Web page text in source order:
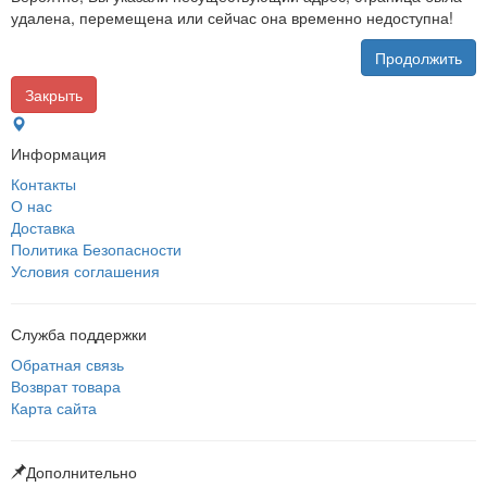
удалена, перемещена или сейчас она временно недоступна!
Продолжить
Закрыть
Информация
Контакты
О нас
Доставка
Политика Безопасности
Условия соглашения
Служба поддержки
Обратная связь
Возврат товара
Карта сайта
Дополнительно